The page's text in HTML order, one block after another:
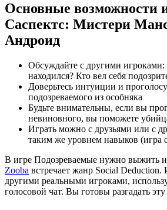
Основные возможности
Саспектс: Мистери
Андроид
Обсуждайте с другими игроками:
находился? Кто вел себя
Доверьтесь интуиции и
подозреваемого из особняка
Будьте внимательны, если вы
невиновного, вы поможете
Играть можно с друзьями или с
таким же уровнем навыков (игра
В игре Подозреваемые нужно выжить и
Zooba встречает жанр Social Deduction.
другими реальными игроками,
голосовой чат. Вы готовы разгадать эту